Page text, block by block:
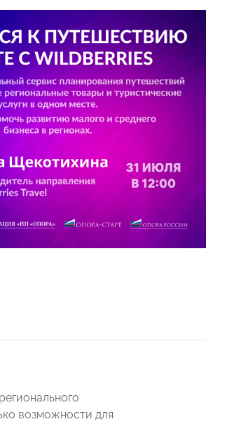
возможности для